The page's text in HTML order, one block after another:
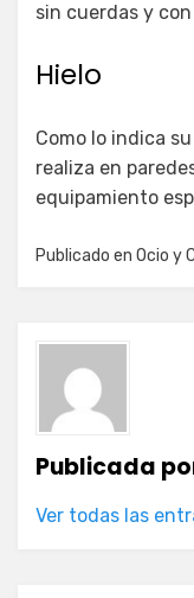
sin cuerdas y
Hielo
Como lo indica
realiza en
equipamiento
Publicado en Ocio y
Publicada
Ver todas las